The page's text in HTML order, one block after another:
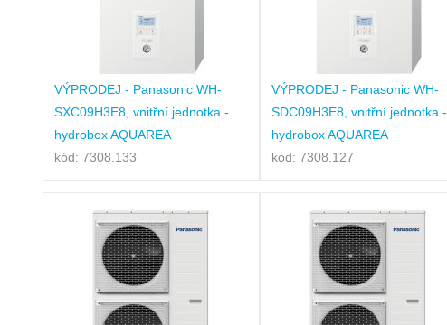
VÝPRODEJ - Panasonic WH-
SXC09H3E8, vnitřní jednotka -
hydrobox AQUAREA
kód: 7308.133
VÝPRODEJ - Panasonic WH-
SDC09H3E8, vnitřní jednotka -
hydrobox AQUAREA
kód: 7308.127